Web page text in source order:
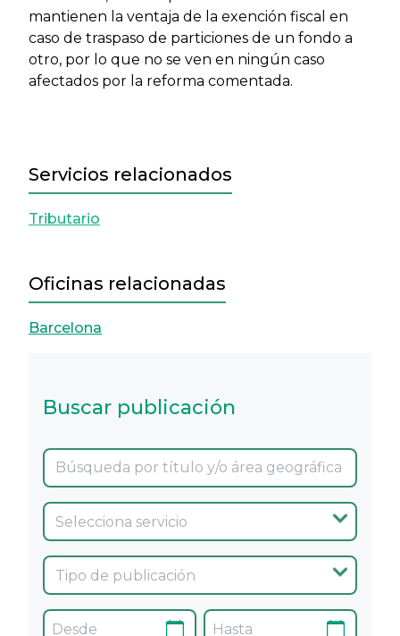
mantienen la ventaja de la exención fiscal en
caso de traspaso de particiones de un fondo a
otro, por lo que no se ven en ningún caso
afectados por la reforma comentada.
Servicios relacionados
Tributario
Oficinas relacionadas
Barcelona
Buscar publicación